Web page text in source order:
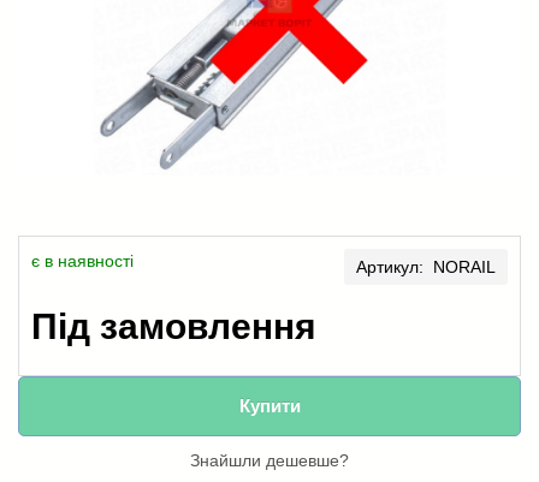
є в наявності Артикул: NORAIL
Під замовлення
Купити
Знайшли дешевше?